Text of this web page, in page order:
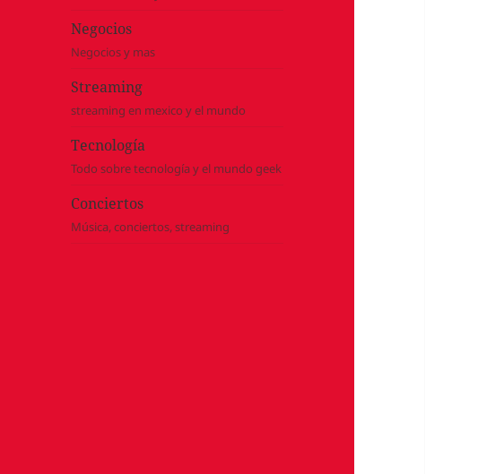
Negocios
Negocios y mas
Streaming
streaming en mexico y el mundo
Tecnología
Todo sobre tecnología y el mundo geek
Conciertos
Música, conciertos, streaming